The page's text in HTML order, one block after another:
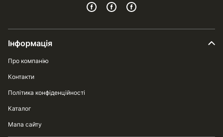
Інформація
Про компанію
Контакти
Політика конфіденційності
Каталог
Мапа сайту